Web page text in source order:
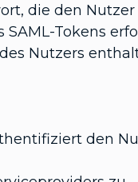
die den
Tokens
Nutzers
den